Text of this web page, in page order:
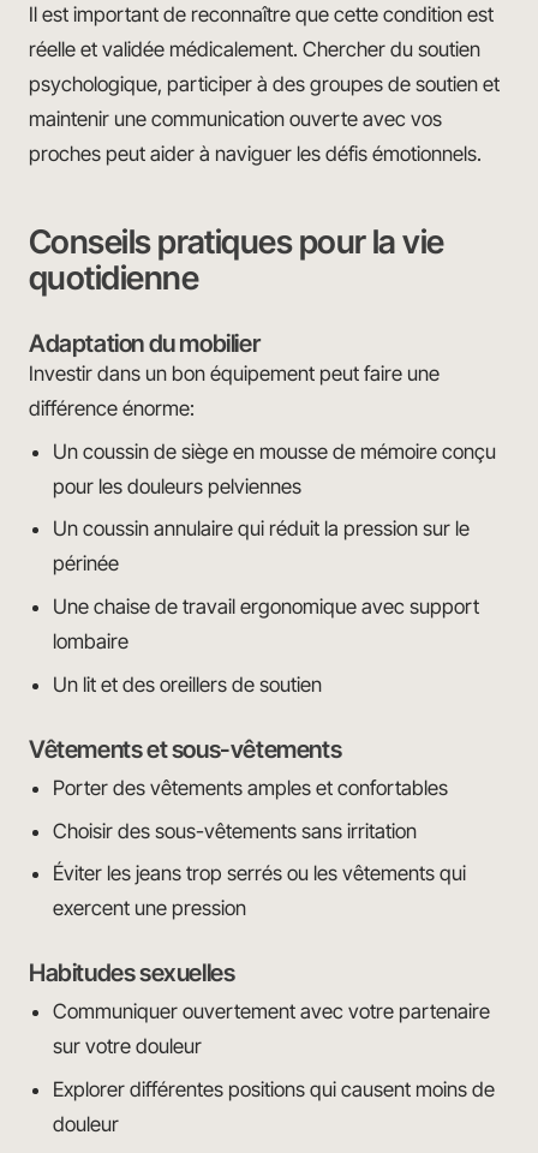
Il est important de reconnaître que cette condition est
réelle et validée médicalement. Chercher du soutien
psychologique, participer à des groupes de soutien et
maintenir une communication ouverte avec vos
proches peut aider à naviguer les défis émotionnels.
Conseils pratiques pour la vie
quotidienne
Adaptation du mobilier
Investir dans un bon équipement peut faire une
différence énorme:
Un coussin de siège en mousse de mémoire conçu
pour les douleurs pelviennes
Un coussin annulaire qui réduit la pression sur le
périnée
Une chaise de travail ergonomique avec support
lombaire
Un lit et des oreillers de soutien
Vêtements et sous-vêtements
Porter des vêtements amples et confortables
Choisir des sous-vêtements sans irritation
Éviter les jeans trop serrés ou les vêtements qui
exercent une pression
Habitudes sexuelles
Communiquer ouvertement avec votre partenaire
sur votre douleur
Explorer différentes positions qui causent moins de
douleur